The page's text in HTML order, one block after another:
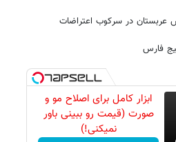
ابزار کامل برای اصلاح مو و
صورت (قیمت رو ببینی باور
نمیکنی!)